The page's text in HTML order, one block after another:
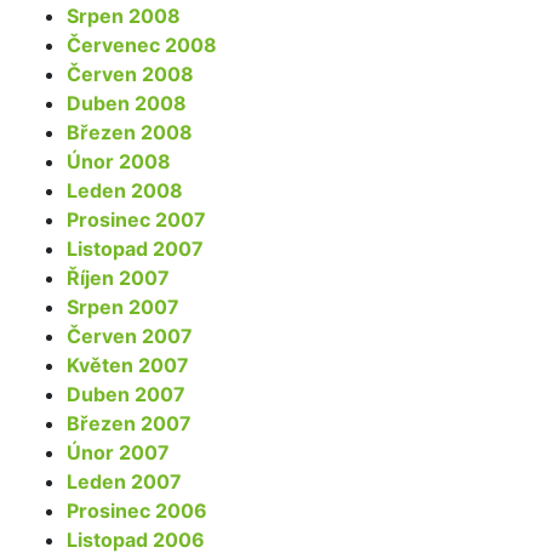
Srpen 2008
Červenec 2008
Červen 2008
Duben 2008
Březen 2008
Únor 2008
Leden 2008
Prosinec 2007
Listopad 2007
Říjen 2007
Srpen 2007
Červen 2007
Květen 2007
Duben 2007
Březen 2007
Únor 2007
Leden 2007
Prosinec 2006
Listopad 2006